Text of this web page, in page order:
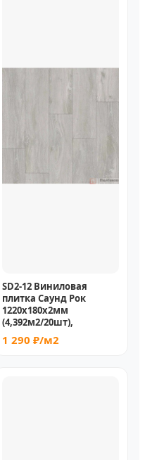
SD2-12 Виниловая
плитка Саунд Рок
1220х180х2мм
(4,392м2/20шт),
1 290 ₽/м2